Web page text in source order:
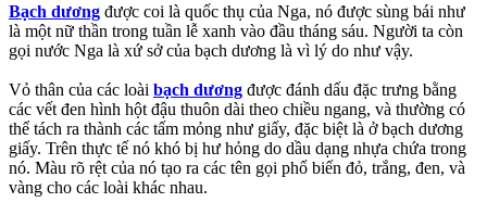
Bạch dương được coi là quốc thụ của Nga, nó được sùng bái như
là một nữ thần trong tuần lễ xanh vào đầu tháng sáu. Người ta còn
gọi nước Nga là xứ sở của bạch dương là vì lý do như vậy.
Vỏ thân của các loài bạch dương được đánh dấu đặc trưng bằng
các vết đen hình hột đậu thuôn dài theo chiều ngang, và thường có
thể tách ra thành các tấm mỏng như giấy, đặc biệt là ở bạch dương
giấy. Trên thực tế nó khó bị hư hỏng do dầu dạng nhựa chứa trong
nó. Màu rõ rệt của nó tạo ra các tên gọi phổ biến đỏ, trắng, đen, và
vàng cho các loài khác nhau.